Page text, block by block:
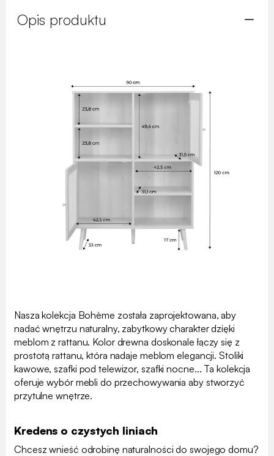
Opis produktu
Nasza kolekcja Bohème została zaprojektowana, aby
nadać wnętrzu naturalny, zabytkowy charakter dzięki
meblom z rattanu. Kolor drewna doskonale łączy się z
prostotą rattanu, która nadaje meblom elegancji. Stoliki
kawowe, szafki pod telewizor, szafki nocne... Ta kolekcja
oferuje wybór mebli do przechowywania aby stworzyć
przytulne wnętrze.
Kredens o czystych liniach
Chcesz wnieść odrobinę naturalności do swojego domu?